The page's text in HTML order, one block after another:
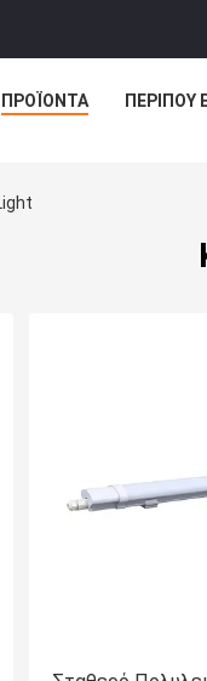
ΠΡΟΪΌΝΤΑ ΠΕΡΊΠΟΥ